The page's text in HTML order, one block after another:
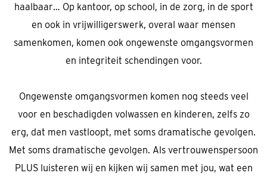
haalbaar… Op kantoor, op school, in de zorg, in de sport
en ook in vrijwilligerswerk, overal waar mensen
samenkomen, komen ook ongewenste omgangsvormen
en integriteit schendingen voor.
Ongewenste omgangsvormen komen nog steeds veel
voor en beschadigden volwassen en kinderen, zelfs zo
erg, dat men vastloopt, met soms dramatische gevolgen.
Met soms dramatische gevolgen. Als vertrouwenspersoon
PLUS luisteren wij en kijken wij samen met jou, wat een